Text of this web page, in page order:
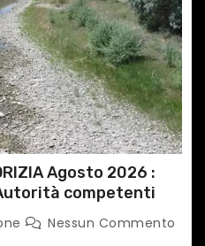
Agosto 2026 :
competenti
Nessun Commento